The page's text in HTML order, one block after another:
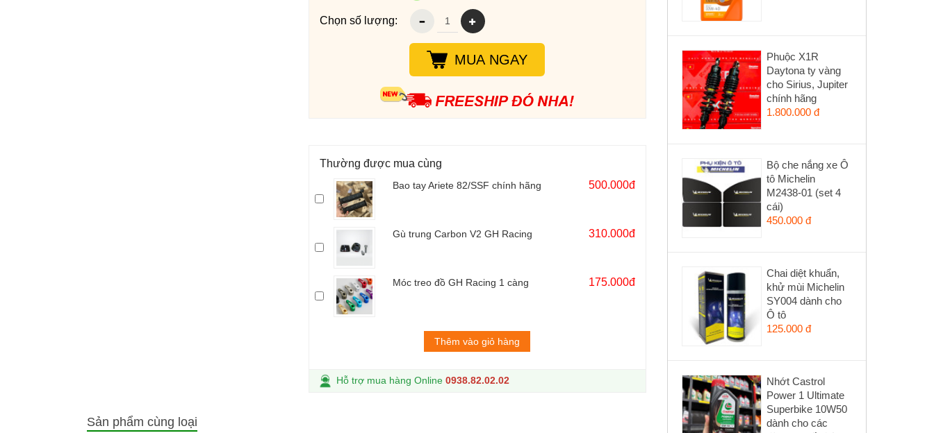
Chọn số lượng:
MUA NGAY
Thường được mua cùng
Bao tay Ariete 82/SSF chính hãng 500.000đ
Gù trung Carbon V2 GH Racing 310.000đ
Móc treo đồ GH Racing 1 càng 175.000đ
Thêm vào giỏ hàng
Hỗ trợ mua hàng Online 0938.82.02.02
Sản phẩm cùng loại
Phuộc X1R
Daytona ty vàng
cho Sirius, Jupiter
chính hãng
1.800.000 đ
Bộ che nắng xe Ô
tô Michelin
M2438-01 (set 4
cái)
450.000 đ
Chai diệt khuẩn,
khử mùi Michelin
SY004 dành cho
Ô tô
125.000 đ
Nhớt Castrol
Power 1 Ultimate
Superbike 10W50
dành cho các